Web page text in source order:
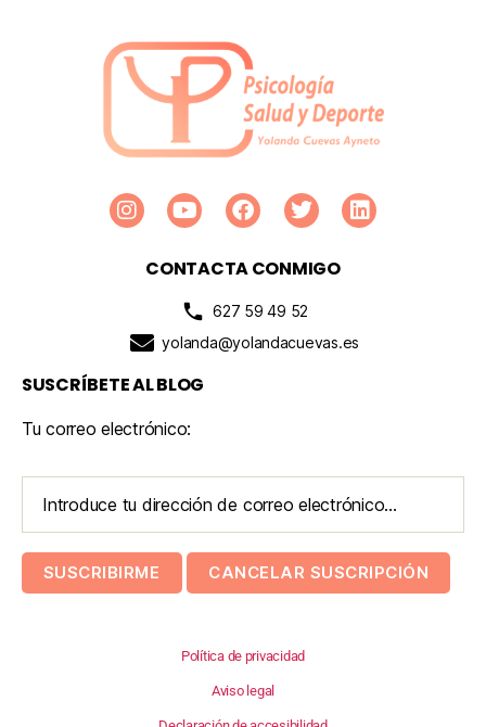
CONTACTA CONMIGO
627 59 49 52
yolanda@yolandacuevas.es
SUSCRÍBETE AL BLOG
Tu correo electrónico:
Política de privacidad
Aviso legal